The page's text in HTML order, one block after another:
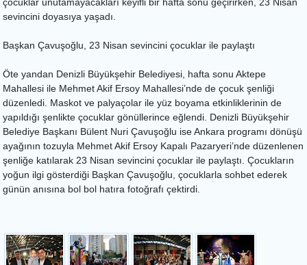
çocuklar unutamayacakları keyifli bir hafta sonu geçirirken, 23 Nisan
sevincini doyasıya yaşadı.
Başkan Çavuşoğlu, 23 Nisan sevincini çocuklar ile paylaştı
Öte yandan Denizli Büyükşehir Belediyesi, hafta sonu Aktepe
Mahallesi ile Mehmet Akif Ersoy Mahallesi’nde de çocuk şenliği
düzenledi. Maskot ve palyaçolar ile yüz boyama etkinliklerinin de
yapıldığı şenlikte çocuklar gönüllerince eğlendi. Denizli Büyükşehir
Belediye Başkanı Bülent Nuri Çavuşoğlu ise Ankara programı dönüşü
ayağının tozuyla Mehmet Akif Ersoy Kapalı Pazaryeri’nde düzenlenen
şenliğe katılarak 23 Nisan sevincini çocuklar ile paylaştı. Çocukların
yoğun ilgi gösterdiği Başkan Çavuşoğlu, çocuklarla sohbet ederek
günün anısına bol bol hatıra fotoğrafı çektirdi.